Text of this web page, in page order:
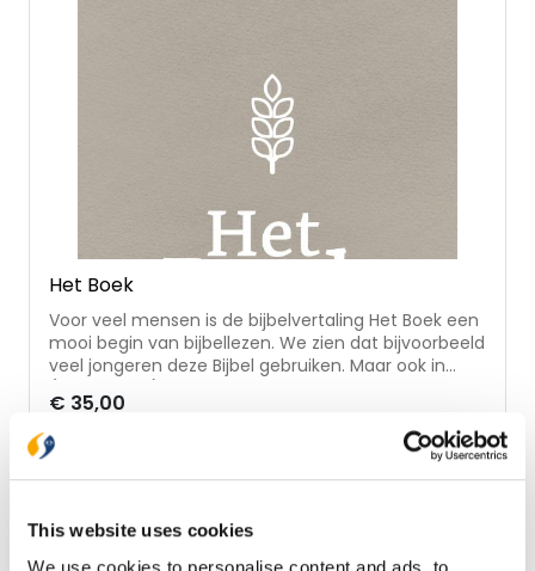
This website uses cookies
Het Boek
Voor veel mensen is de bijbelvertaling Het Boek een
mooi begin van bijbellezen. We zien dat bijvoorbeeld
veel jongeren deze Bijbel gebruiken. Maar ook in
(missionaire) situaties waarin bijbellezen steeds
minder voorkomt, is deze Bijbel begrijpelijk om te
lezen en heeft zij een warme persoonlijke insteek.
Het Boek is gebaseerd op bestaande
bijbelvertalingen in het Engels en Nederlands. De
herverteld, gedachte voor gedachte. Kortom: hét
€ 35,00